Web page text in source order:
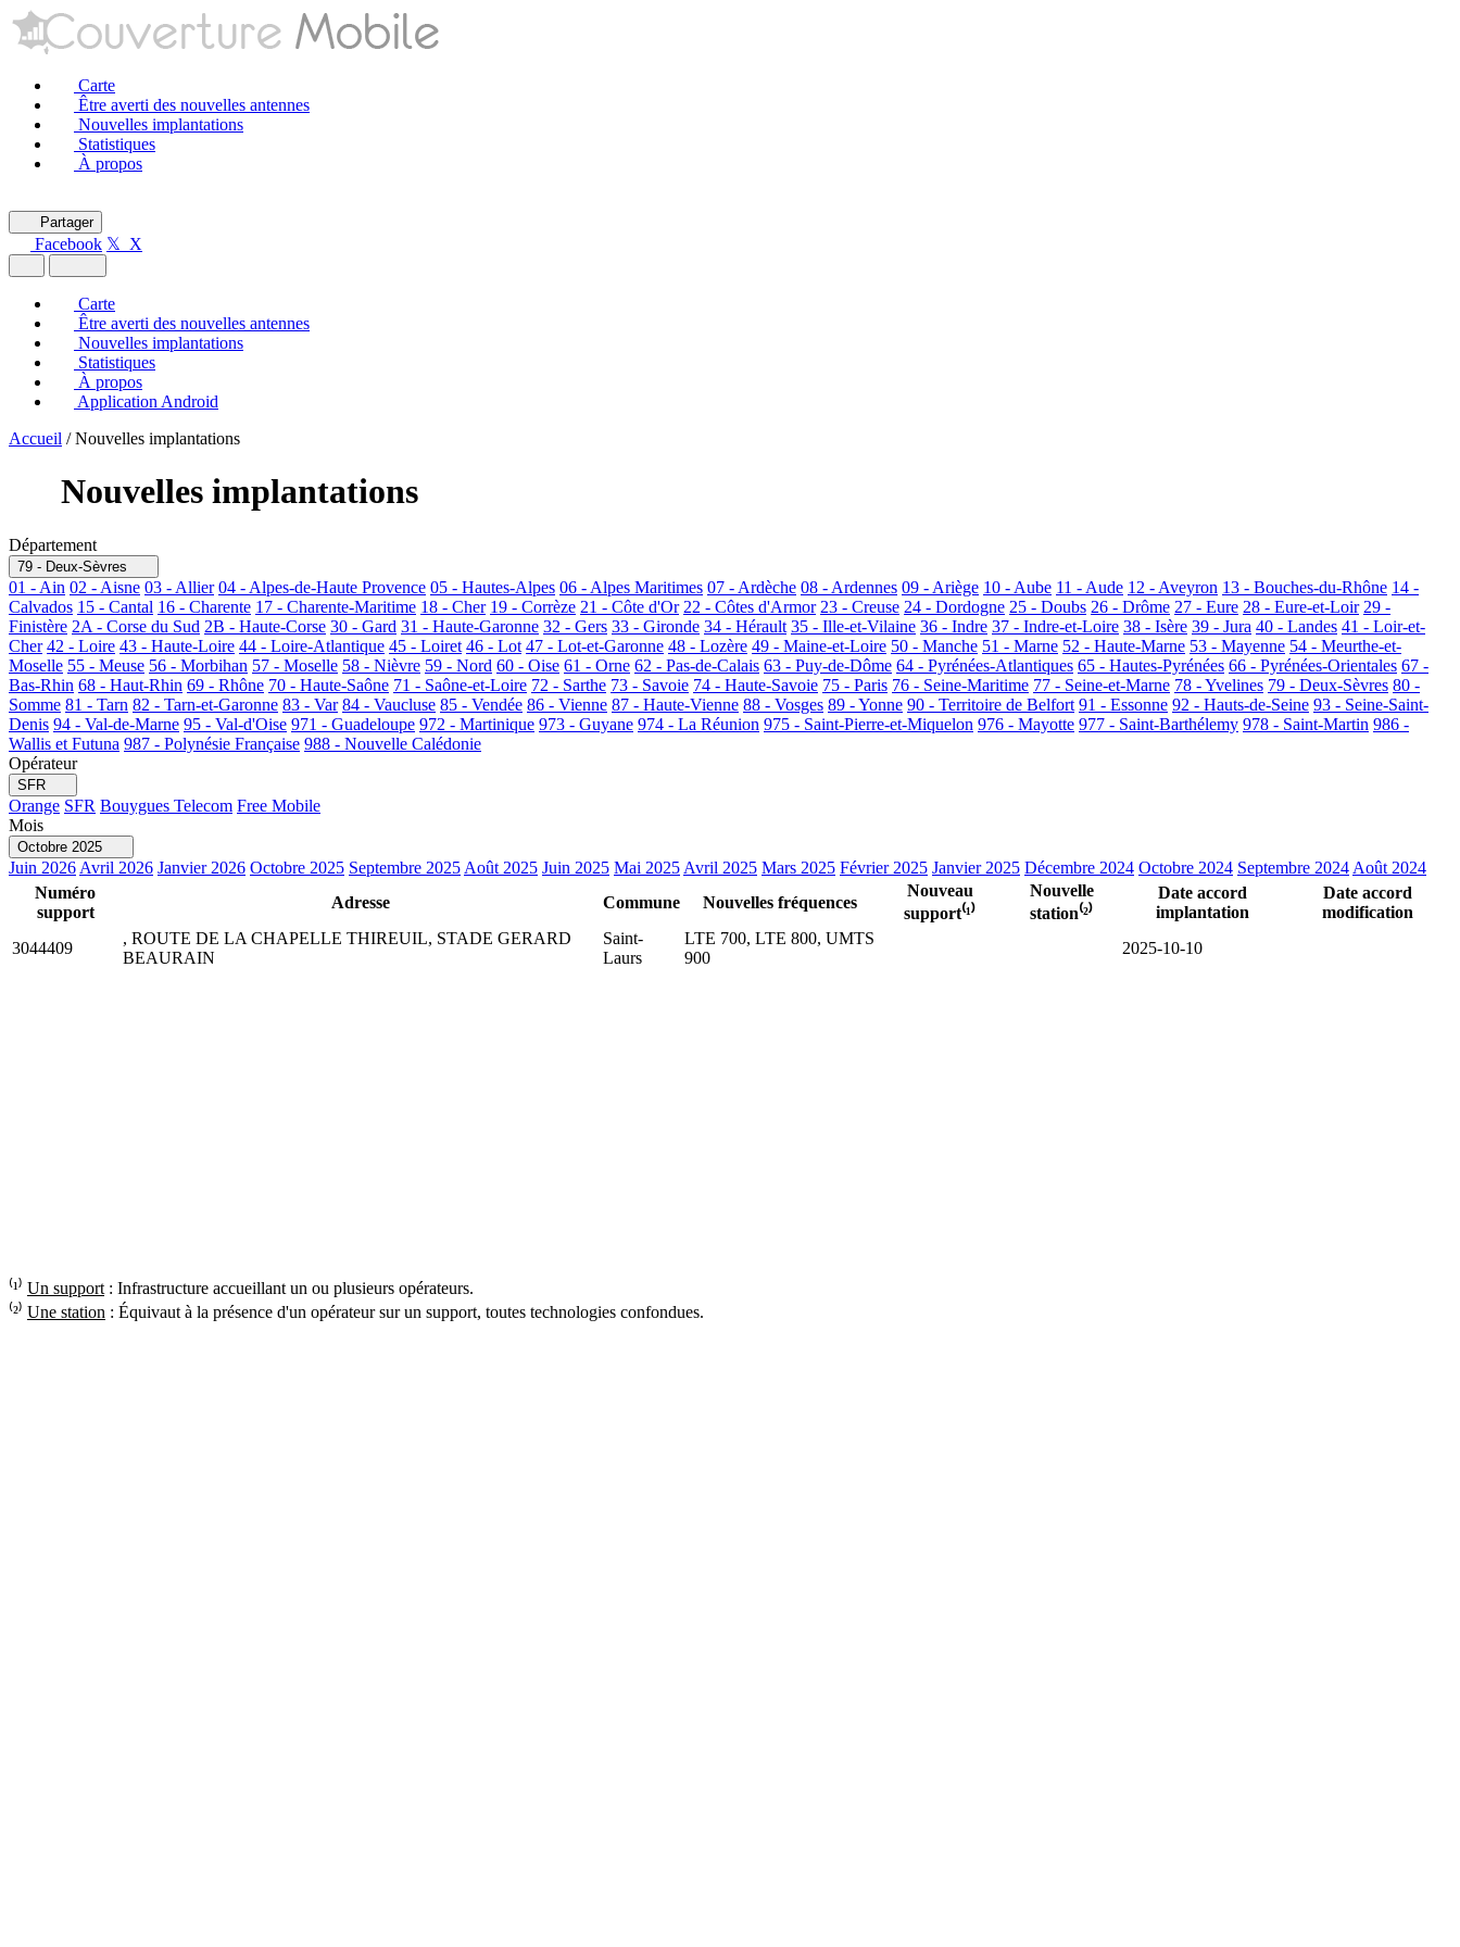
Carte
Être averti des nouvelles antennes
Nouvelles implantations
Statistiques
À propos
Partager
Facebook 𝕏 X
Carte
Être averti des nouvelles antennes
Nouvelles implantations
Statistiques
À propos
Application Android
Accueil / Nouvelles implantations
Nouvelles implantations
Département
79 - Deux-Sèvres
01 - Ain 02 - Aisne 03 - Allier 04 - Alpes-de-Haute Provence 05 - Hautes-Alpes 06 - Alpes Maritimes 07 - Ardèche 08 - Ardennes 09 - Ariège 10 - Aube 11 - Aude 12 - Aveyron 13 - Bouches-du-Rhône 14 -
Calvados 15 - Cantal 16 - Charente 17 - Charente-Maritime 18 - Cher 19 - Corrèze 21 - Côte d'Or 22 - Côtes d'Armor 23 - Creuse 24 - Dordogne 25 - Doubs 26 - Drôme 27 - Eure 28 - Eure-et-Loir 29 -
Finistère 2A - Corse du Sud 2B - Haute-Corse 30 - Gard 31 - Haute-Garonne 32 - Gers 33 - Gironde 34 - Hérault 35 - Ille-et-Vilaine 36 - Indre 37 - Indre-et-Loire 38 - Isère 39 - Jura 40 - Landes 41 - Loir-et-
Cher 42 - Loire 43 - Haute-Loire 44 - Loire-Atlantique 45 - Loiret 46 - Lot 47 - Lot-et-Garonne 48 - Lozère 49 - Maine-et-Loire 50 - Manche 51 - Marne 52 - Haute-Marne 53 - Mayenne 54 - Meurthe-et-
Moselle 55 - Meuse 56 - Morbihan 57 - Moselle 58 - Nièvre 59 - Nord 60 - Oise 61 - Orne 62 - Pas-de-Calais 63 - Puy-de-Dôme 64 - Pyrénées-Atlantiques 65 - Hautes-Pyrénées 66 - Pyrénées-Orientales 67 -
Bas-Rhin 68 - Haut-Rhin 69 - Rhône 70 - Haute-Saône 71 - Saône-et-Loire 72 - Sarthe 73 - Savoie 74 - Haute-Savoie 75 - Paris 76 - Seine-Maritime 77 - Seine-et-Marne 78 - Yvelines 79 - Deux-Sèvres 80 -
Somme 81 - Tarn 82 - Tarn-et-Garonne 83 - Var 84 - Vaucluse 85 - Vendée 86 - Vienne 87 - Haute-Vienne 88 - Vosges 89 - Yonne 90 - Territoire de Belfort 91 - Essonne 92 - Hauts-de-Seine 93 - Seine-Saint-
Denis 94 - Val-de-Marne 95 - Val-d'Oise 971 - Guadeloupe 972 - Martinique 973 - Guyane 974 - La Réunion 975 - Saint-Pierre-et-Miquelon 976 - Mayotte 977 - Saint-Barthélemy 978 - Saint-Martin 986 -
Wallis et Futuna 987 - Polynésie Française 988 - Nouvelle Calédonie
Opérateur
SFR
Orange SFR Bouygues Telecom Free Mobile
Mois
Octobre 2025
Juin 2026 Avril 2026 Janvier 2026 Octobre 2025 Septembre 2025 Août 2025 Juin 2025 Mai 2025 Avril 2025 Mars 2025 Février 2025 Janvier 2025 Décembre 2024 Octobre 2024 Septembre 2024 Août 2024
Numéro
support
Adresse Commune Nouvelles fréquences
Nouveau
support⁽¹⁾
Nouvelle
station⁽²⁾
Date accord
implantation
Date accord
modification
3044409
, ROUTE DE LA CHAPELLE THIREUIL, STADE GERARD
BEAURAIN
Saint-
Laurs
LTE 700, LTE 800, UMTS
900
2025-10-10
⁽¹⁾ Un support : Infrastructure accueillant un ou plusieurs opérateurs.
⁽²⁾ Une station : Équivaut à la présence d'un opérateur sur un support, toutes technologies confondues.